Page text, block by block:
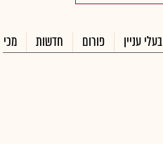
בעלי עניין פורום חדשות